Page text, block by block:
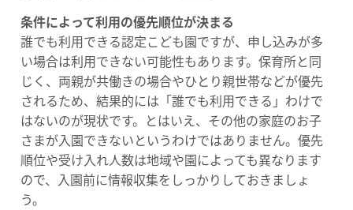
条件によって利用の優先順位が決まる
誰でも利用できる認定こども園ですが、申し込みが多
い場合は利用できない可能性もあります。保育所と同
じく、両親が共働きの場合やひとり親世帯などが優先
されるため、結果的には「誰でも利用できる」わけで
はないのが現状です。とはいえ、その他の家庭のお子
さまが入園できないというわけではありません。優先
順位や受け入れ人数は地域や園によっても異なります
ので、入園前に情報収集をしっかりしておきましょ
う。